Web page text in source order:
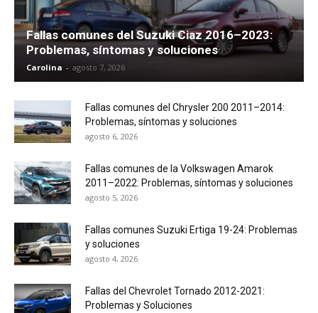
Fallas comunes del Suzuki Ciaz 2016–2023:
Problemas, síntomas y soluciones
Carolina - agosto 7, 2026
Fallas comunes del Chrysler 200 2011–2014:
Problemas, síntomas y soluciones
agosto 6, 2026
Fallas comunes de la Volkswagen Amarok
2011–2022: Problemas, síntomas y soluciones
agosto 5, 2026
Fallas comunes Suzuki Ertiga 19-24: Problemas
y soluciones
agosto 4, 2026
Fallas del Chevrolet Tornado 2012-2021:
Problemas y Soluciones